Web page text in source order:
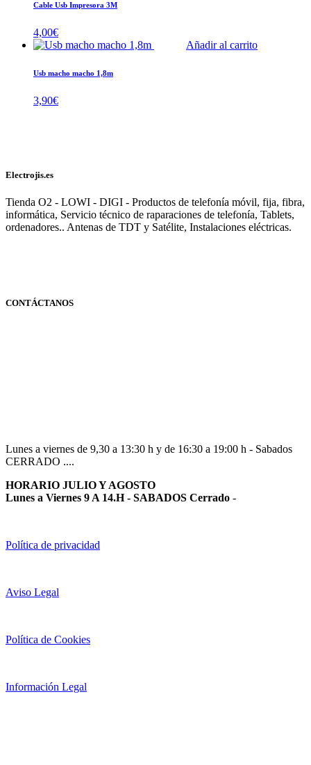
Cable Usb Impresora 3M
4,00€
Añadir al carrito
Usb macho macho 1,8m
3,90€
Electrojis.es
Tienda O2 - LOWI - DIGI - Productos de telefonía móvil, fija, fibra,
informática, Servicio técnico de raparaciones de telefonía, Tablets,
ordenadores.. Antenas de TDT y Satélite, Instalaciones eléctricas.
CONTÁCTANOS
Lunes a viernes de 9,30 a 13:30 h y de 16:30 a 19:00 h - Sabados
CERRADO ....
HORARIO JULIO Y AGOSTO
Lunes a Viernes 9 A 14.H - SABADOS Cerrado -
Política de privacidad
Aviso Legal
Política de Cookies
Información Legal